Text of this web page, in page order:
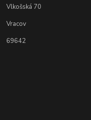
Vlkošská 70
Vracov
69642